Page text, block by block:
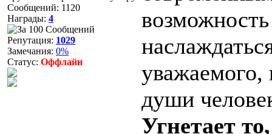
Сообщений: 1120
Награды: 4
Репутация: 1029
Замечания: 0%
Статус: Оффлайн
возможность
души
Угнетает